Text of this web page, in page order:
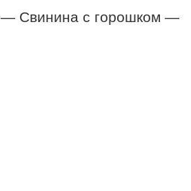
— Свинина с горошком —